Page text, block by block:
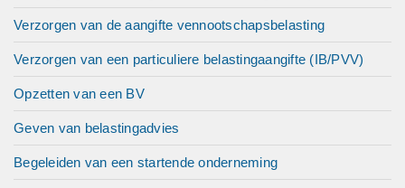
Verzorgen van de aangifte vennootschapsbelasting
Verzorgen van een particuliere belastingaangifte (IB/PVV)
Opzetten van een BV
Geven van belastingadvies
Begeleiden van een startende onderneming